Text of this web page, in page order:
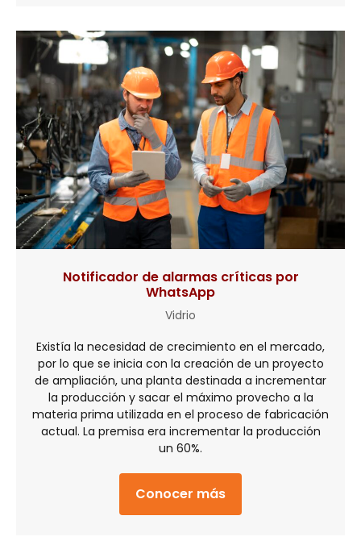
Notificador de alarmas críticas por
WhatsApp
Vidrio
Existía la necesidad de crecimiento en el mercado,
por lo que se inicia con la creación de un proyecto
de ampliación, una planta destinada a incrementar
la producción y sacar el máximo provecho a la
materia prima utilizada en el proceso de fabricación
actual. La premisa era incrementar la producción
un 60%.
Conocer más